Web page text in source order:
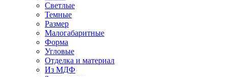
Светлые
Темные
Размер
Малогабаритные
Форма
Угловые
Отделка и материал
Из МДФ